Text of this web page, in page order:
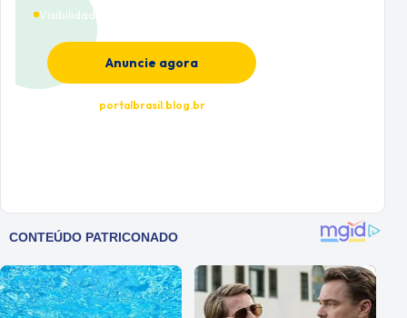
Visibilidade premium
Anuncie agora
portalbrasil.blog.br